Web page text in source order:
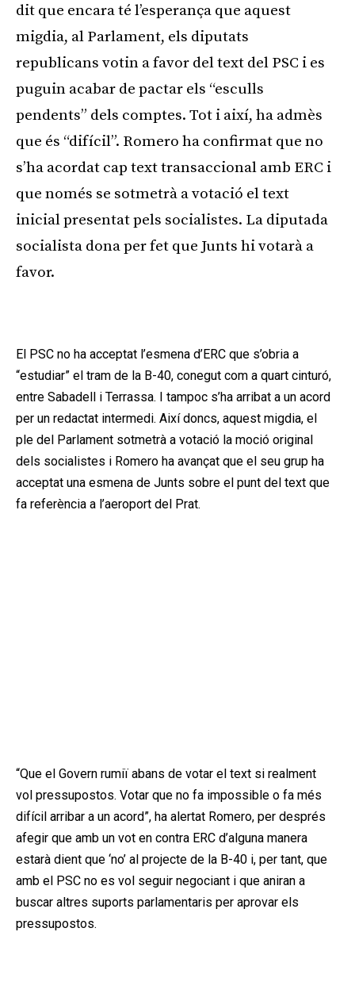
dit que encara té l’esperança que aquest
migdia, al Parlament, els diputats
republicans votin a favor del text del PSC i es
puguin acabar de pactar els “esculls
pendents” dels comptes. Tot i així, ha admès
que és “difícil”. Romero ha confirmat que no
s’ha acordat cap text transaccional amb ERC i
que només se sotmetrà a votació el text
inicial presentat pels socialistes. La diputada
socialista dona per fet que Junts hi votarà a
favor.
El PSC no ha acceptat l’esmena d’ERC que s’obria a
“estudiar” el tram de la B-40, conegut com a quart cinturó,
entre Sabadell i Terrassa. I tampoc s’ha arribat a un acord
per un redactat intermedi. Així doncs, aquest migdia, el
ple del Parlament sotmetrà a votació la moció original
dels socialistes i Romero ha avançat que el seu grup ha
acceptat una esmena de Junts sobre el punt del text que
fa referència a l’aeroport del Prat.
“Que el Govern rumiï abans de votar el text si realment
vol pressupostos. Votar que no fa impossible o fa més
difícil arribar a un acord”, ha alertat Romero, per després
afegir que amb un vot en contra ERC d’alguna manera
estarà dient que ‘no’ al projecte de la B-40 i, per tant, que
amb el PSC no es vol seguir negociant i que aniran a
buscar altres suports parlamentaris per aprovar els
pressupostos.